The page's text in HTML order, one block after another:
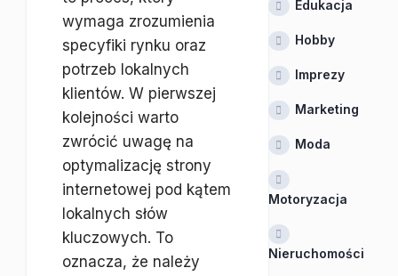
wymaga zrozumienia
specyfiki rynku oraz
potrzeb lokalnych
klientów. W pierwszej
kolejności warto
zwrócić uwagę na
optymalizację strony
internetowej pod kątem
lokalnych słów
kluczowych. To
oznacza, że należy
Edukacja
Hobby
Imprezy
Marketing
Moda
Motoryzacja
Nieruchomości